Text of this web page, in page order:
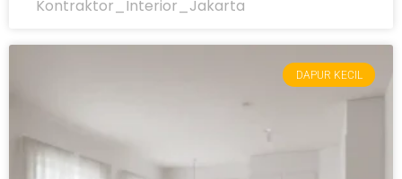
Kontraktor_Interior_Jakarta
DAPUR KECIL